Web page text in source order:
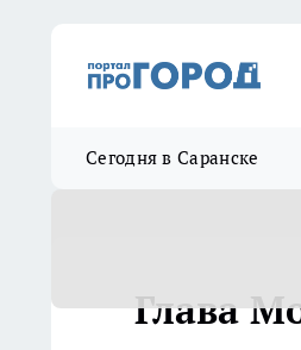
Сегодня в Саранске
Глава